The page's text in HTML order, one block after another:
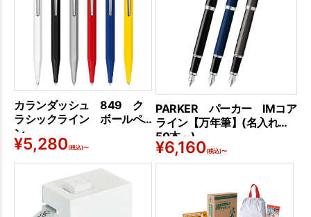
カランダッシュ 849 ク
ラシックライン ボールペ
ン
¥5,280(税込)〜
PARKER パーカー IMコア
ライン【万年筆】(名入れは
50本～)
¥6,160(税込)〜